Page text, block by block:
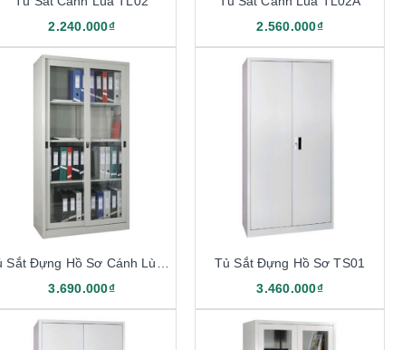
2.240.000₫
2.560.000₫
3.690.000₫
Tủ Sắt Đựng Hồ Sơ TS01
3.460.000₫